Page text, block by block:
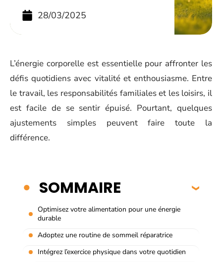
28/03/2025
L’énergie corporelle est essentielle pour affronter les
défis quotidiens avec vitalité et enthousiasme. Entre
le travail, les responsabilités familiales et les loisirs, il
est facile de se sentir épuisé. Pourtant, quelques
ajustements simples peuvent faire toute la
différence.
SOMMAIRE
Optimisez votre alimentation pour une énergie
durable
Adoptez une routine de sommeil réparatrice
Intégrez l’exercice physique dans votre quotidien